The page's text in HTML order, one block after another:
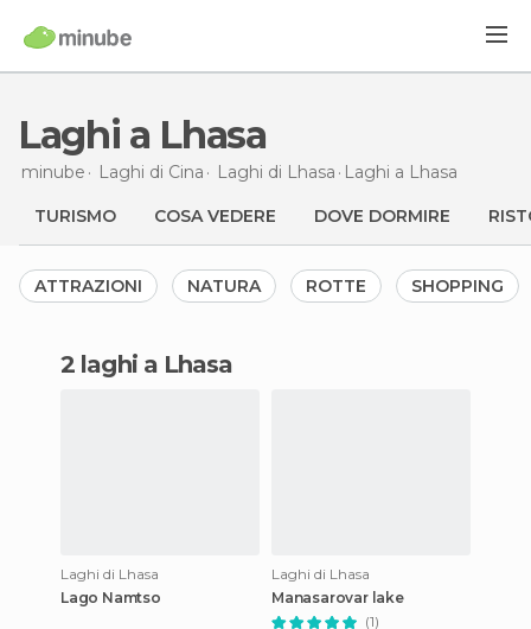
Laghi a Lhasa
minube Laghi di Cina Laghi di Lhasa Laghi a Lhasa
TURISMO COSA VEDERE DOVE DORMIRE
ATTRAZIONI NATURA ROTTE SHOPPING
2 laghi a Lhasa
Laghi di Lhasa
Lago Namtso
Laghi di Lhasa
Manasarovar lake
(1)